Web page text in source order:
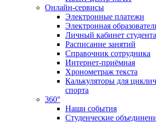
Онлайн-сервисы
Электронные платежи
Электронная
Личный кабинет студента
Расписание занятий
Справочник сотрудника
Интернет-приёмная
Хронометраж текста
Калькуляторы для
спорта
360°
Наши события
Студенческие